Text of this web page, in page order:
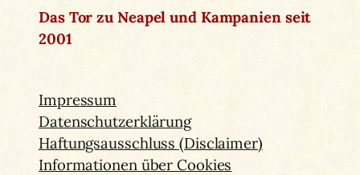
Das Tor zu Neapel und Kampanien seit
2001
Impressum
Datenschutzerklärung
Haftungsausschluss (Disclaimer)
Informationen über Cookies